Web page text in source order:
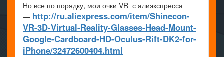
Но все по порядку, мои очки VR с алиэкспресса
— http://ru.aliexpress.com/item/Shinecon-
VR-3D-Virtual-Reality-Glasses-Head-Mount-
Google-Cardboard-HD-Oculus-Rift-DK2-for-
iPhone/32472600404.html